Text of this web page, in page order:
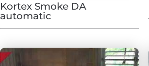
Kortex Smoke DA
automatic